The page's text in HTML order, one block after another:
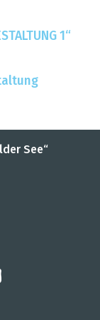
1“
See“